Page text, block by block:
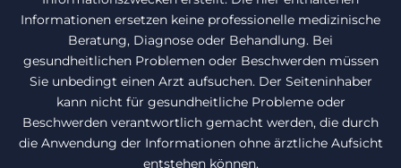
Informationen ersetzen keine professionelle medizinische
Beratung, Diagnose oder Behandlung. Bei
gesundheitlichen Problemen oder Beschwerden müssen
Sie unbedingt einen Arzt aufsuchen. Der Seiteninhaber
kann nicht für gesundheitliche Probleme oder
Beschwerden verantwortlich gemacht werden, die durch
die Anwendung der Informationen ohne ärztliche Aufsicht
entstehen können.